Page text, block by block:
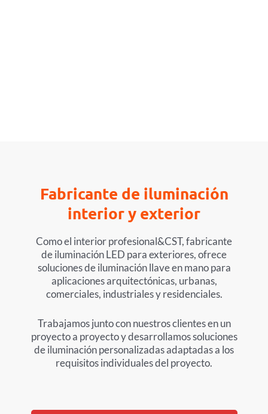
Fabricante de iluminación
interior y exterior
Como el interior profesional&CST, fabricante
de iluminación LED para exteriores, ofrece
soluciones de iluminación llave en mano para
aplicaciones arquitectónicas, urbanas,
comerciales, industriales y residenciales.
Trabajamos junto con nuestros clientes en un
proyecto a proyecto y desarrollamos soluciones
de iluminación personalizadas adaptadas a los
requisitos individuales del proyecto.